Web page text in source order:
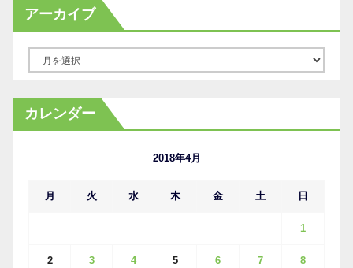
アーカイブ
カ
イ
カレンダー
2018年4月
月 火 水 木 金 土 日
1
2 3 4 5 6 7 8